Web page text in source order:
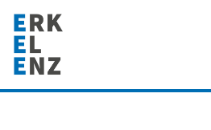
Zum Hauptinhalt springen